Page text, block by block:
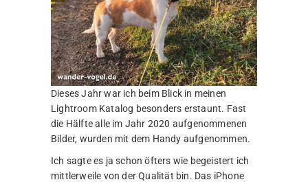
Dieses Jahr war ich beim Blick in meinen
Lightroom Katalog besonders erstaunt. Fast
die Hälfte alle im Jahr 2020 aufgenommenen
Bilder, wurden mit dem Handy aufgenommen.
Ich sagte es ja schon öfters wie begeistert ich
mittlerweile von der Qualität bin. Das iPhone